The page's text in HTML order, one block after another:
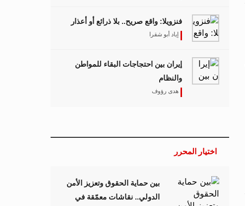
فنزويلا: واقع صريح.. بلا ذرائع أو أعذار
إياد أبو شقرا
إيران بين احتجاجات البقاء للمواطن
والنظام
هدى رؤوف
اختيار المحرر
بين حماية الحقوق وتعزيز الأمن
الدولي.. نقاشات معمّقة في